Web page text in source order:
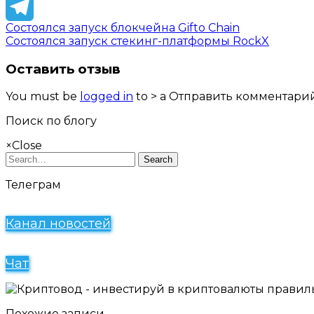
Twitter
Telegram
Состоялся запуск блокчейна Gifto Chain
Состоялся запуск стекинг-платформы RockX
Оставить отзыв
You must be logged in to > a Отправить
Поиск по блогу
×Close
Search
Телеграм
Канал новостей
Чат